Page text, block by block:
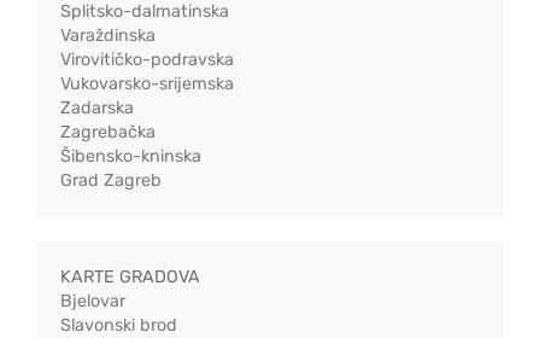
Splitsko-dalmatinska
Varaždinska
Virovitičko-podravska
Vukovarsko-srijemska
Zadarska
Zagrebačka
Šibensko-kninska
Grad Zagreb
KARTE GRADOVA
Bjelovar
Slavonski brod